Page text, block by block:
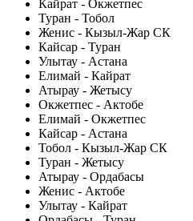
Кайрат - Окжетпес
Туран - Тобол
Женис - Кызыл-Жар СК
Кайсар - Туран
Улытау - Астана
Елимай - Кайрат
Атырау - Жетысу
Окжетпес - Актобе
Елимай - Окжетпес
Кайсар - Астана
Тобол - Кызыл-Жар СК
Туран - Жетысу
Атырау - Ордабасы
Женис - Актобе
Улытау - Кайрат